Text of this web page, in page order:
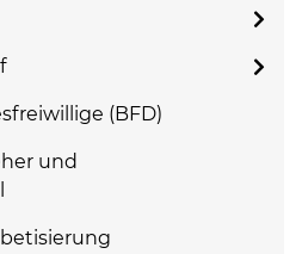
(BFD)
und